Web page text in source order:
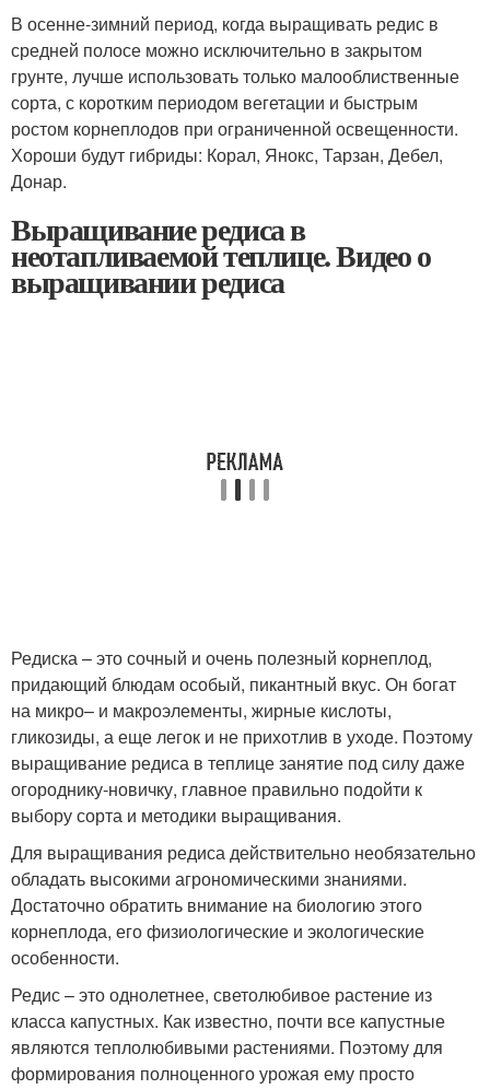
В осенне-зимний период, когда выращивать редис в
средней полосе можно исключительно в закрытом
грунте, лучше использовать только малооблиственные
сорта, с коротким периодом вегетации и быстрым
ростом корнеплодов при ограниченной освещенности.
Хороши будут гибриды: Корал, Янокс, Тарзан, Дебел,
Донар.
Выращивание редиса в
неотапливаемой теплице. Видео о
выращивании редиса
Редиска – это сочный и очень полезный корнеплод,
придающий блюдам особый, пикантный вкус. Он богат
на микро– и макроэлементы, жирные кислоты,
гликозиды, а еще легок и не прихотлив в уходе. Поэтому
выращивание редиса в теплице занятие под силу даже
огороднику-новичку, главное правильно подойти к
выбору сорта и методики выращивания.
Для выращивания редиса действительно необязательно
обладать высокими агрономическими знаниями.
Достаточно обратить внимание на биологию этого
корнеплода, его физиологические и экологические
особенности.
Редис – это однолетнее, светолюбивое растение из
класса капустных. Как известно, почти все капустные
являются теплолюбивыми растениями. Поэтому для
формирования полноценного урожая ему просто